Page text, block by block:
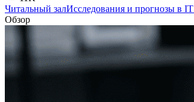
Читальный залИсследования и прогнозы в IT
Обзор